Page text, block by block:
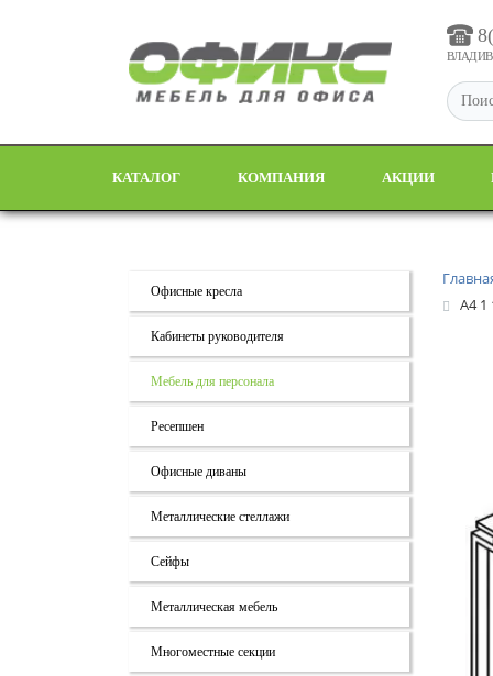
КАТАЛОГ КОМПАНИЯ АКЦИИ
Офисные кресла
Кабинеты руководителя
Мебель для персонала
Ресепшен
Офисные диваны
Металлические стеллажи
Сейфы
Металлическая мебель
Многоместные секции
A4 1